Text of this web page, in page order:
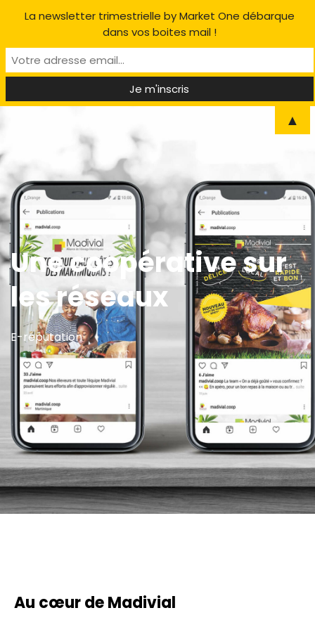
Une coopérative sur
les réseaux
E-réputation
Au cœur de Madivial
La newsletter trimestrielle by Market One débarque
dans vos boites mail !
▲